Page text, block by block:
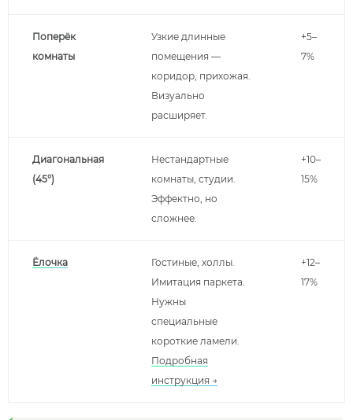
Поперёк
комнаты
Узкие длинные
помещения —
коридор, прихожая.
Визуально
расширяет.
+5–
7%
Диагональная
(45°)
Нестандартные
комнаты, студии.
Эффектно, но
сложнее.
+10–
15%
Ёлочка
Гостиные, холлы.
Имитация паркета.
Нужны
специальные
короткие ламели.
Подробная
инструкция →
+12–
17%